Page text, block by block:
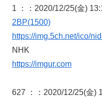
1 ： ：2020/12/25(金)
2BP(1500)
https://img.5ch.net/ico/
NHK
https://imgur.com
627 ： ：2020/12/25(金)